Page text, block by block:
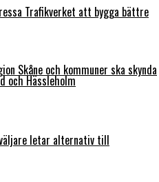
Trafikverket att bygga bättre
Skåne och kommuner ska skynda
och Hässleholm
letar alternativ till